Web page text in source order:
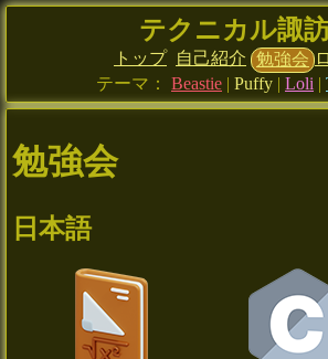
テクニカル諏
トップ 自己紹介 勉強会
テーマ： Beastie | Puffy | Loli |
勉強会
日本語